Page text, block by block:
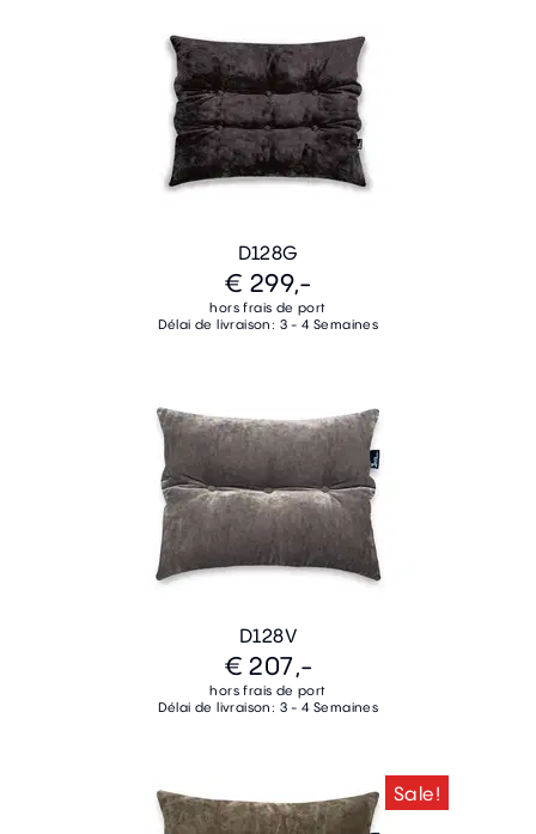
D128G
€ 299,-
hors frais de port
Délai de livraison: 3 - 4 Semaines
D128V
€ 207,-
hors frais de port
Délai de livraison: 3 - 4 Semaines
Sale!